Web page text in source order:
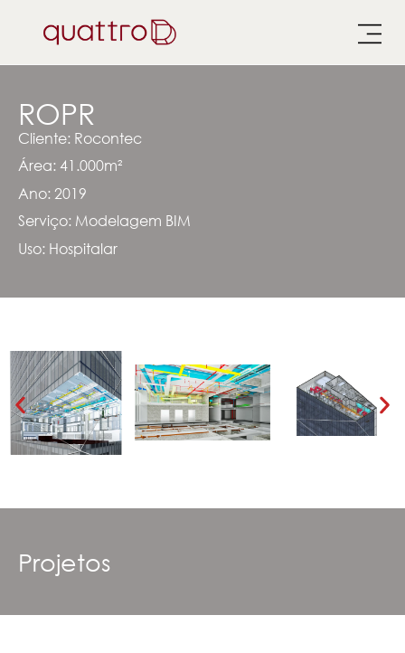
ROPR
Cliente: Rocontec
Área: 41.000m²
Ano: 2019
Serviço: Modelagem BIM
Uso: Hospitalar
Projetos